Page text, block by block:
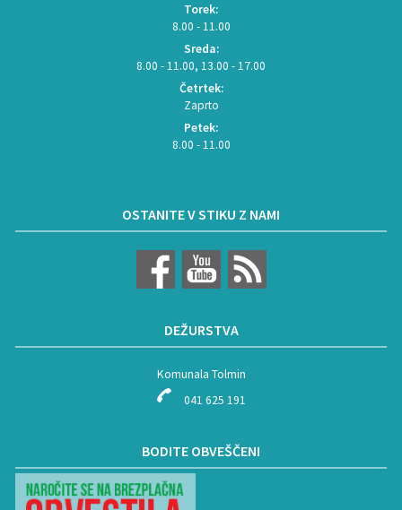
Torek:
8.00 - 11.00
Sreda:
8.00 - 11.00, 13.00 - 17.00
Četrtek:
Zaprto
Petek:
8.00 - 11.00
OSTANITE V STIKU Z NAMI
DEŽURSTVA
Komunala Tolmin
041 625 191
BODITE OBVEŠČENI